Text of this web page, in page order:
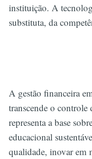
instituição. A
substituta, da
A gestão financeira
transcende o controle
representa a base
educacional
qualidade, inovar em